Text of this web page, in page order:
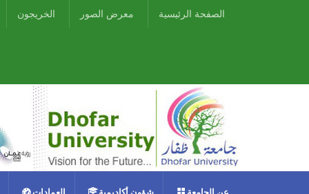
الصفحة الرئيسية معرض الصور الخريجون